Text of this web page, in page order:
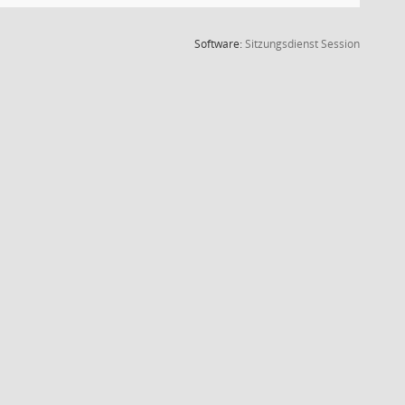
Software:SitzungsdienstSession(Wird in